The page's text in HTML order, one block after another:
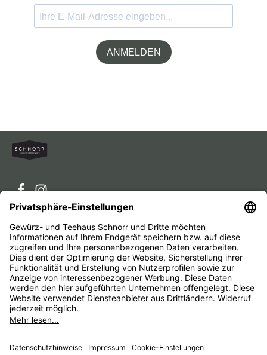
ANMELDEN
Service-Hotline
Service
Unternehmen
Alle Preise inkl. gesetzl. Mehrwertsteuer zzgl.
anders angegeben.